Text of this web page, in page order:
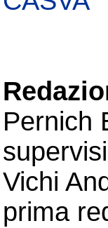
Pernich
Vichi
prima